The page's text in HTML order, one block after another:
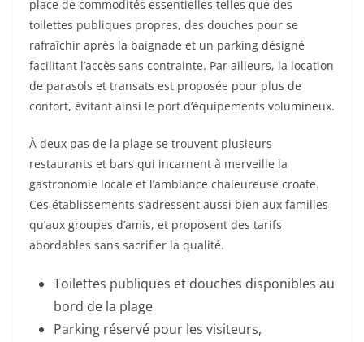
place de commodités essentielles telles que des
toilettes publiques propres, des douches pour se
rafraîchir après la baignade et un parking désigné
facilitant l’accès sans contrainte. Par ailleurs, la location
de parasols et transats est proposée pour plus de
confort, évitant ainsi le port d’équipements volumineux.
À deux pas de la plage se trouvent plusieurs
restaurants et bars qui incarnent à merveille la
gastronomie locale et l’ambiance chaleureuse croate.
Ces établissements s’adressent aussi bien aux familles
qu’aux groupes d’amis, et proposent des tarifs
abordables sans sacrifier la qualité.
Toilettes publiques et douches disponibles au
bord de la plage
Parking réservé pour les visiteurs,